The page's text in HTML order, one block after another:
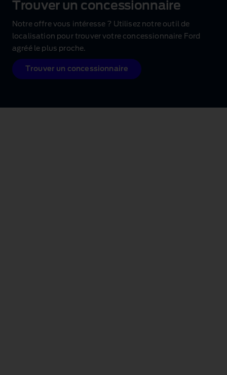
Trouver un concessionnaire
Notre offre vous intéresse ? Utilisez notre outil de
localisation pour trouver votre concessionnaire Ford
agréé le plus proche.
Trouver un concessionnaire